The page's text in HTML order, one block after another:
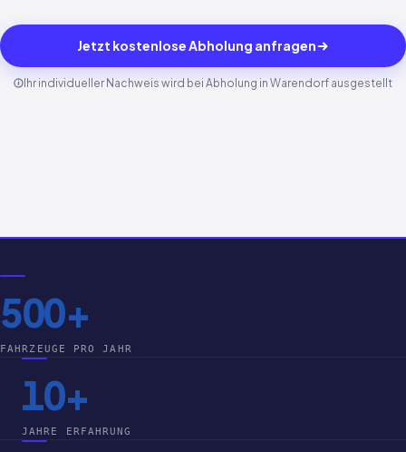
Jetzt kostenlose Abholung anfragen
Ihr individueller Nachweis wird bei Abholung in Warendorf ausgestellt
500+
FAHRZEUGE PRO JAHR
10+
JAHRE ERFAHRUNG